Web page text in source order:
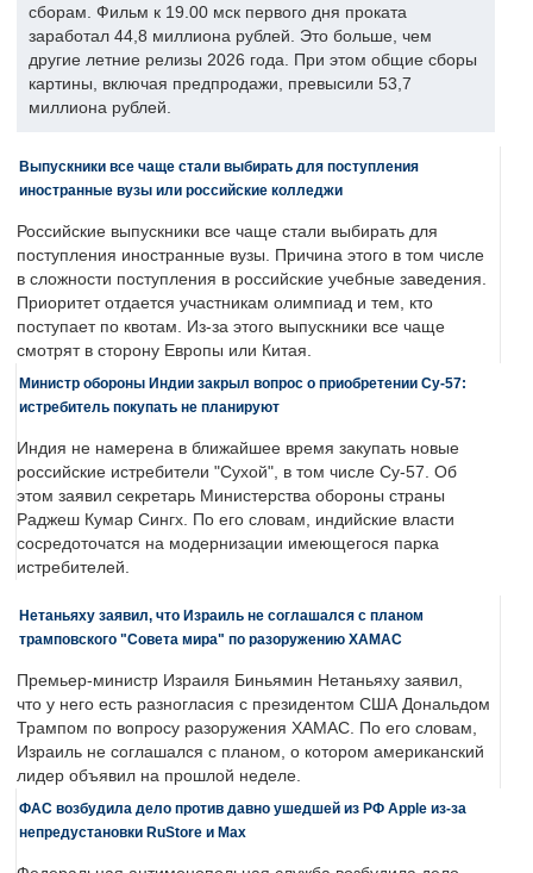
сборам. Фильм к 19.00 мск первого дня проката
заработал 44,8 миллиона рублей. Это больше, чем
другие летние релизы 2026 года. При этом общие сборы
картины, включая предпродажи, превысили 53,7
миллиона рублей.
Выпускники все чаще стали выбирать для поступления
иностранные вузы или российские колледжи
Российские выпускники все чаще стали выбирать для
поступления иностранные вузы. Причина этого в том числе
в сложности поступления в российские учебные заведения.
Приоритет отдается участникам олимпиад и тем, кто
поступает по квотам. Из-за этого выпускники все чаще
смотрят в сторону Европы или Китая.
Министр обороны Индии закрыл вопрос о приобретении Су-57:
истребитель покупать не планируют
Индия не намерена в ближайшее время закупать новые
российские истребители "Сухой", в том числе Су-57. Об
этом заявил секретарь Министерства обороны страны
Раджеш Кумар Сингх. По его словам, индийские власти
сосредоточатся на модернизации имеющегося парка
истребителей.
Нетаньяху заявил, что Израиль не соглашался с планом
трамповского "Совета мира" по разоружению ХАМАС
Премьер-министр Израиля Биньямин Нетаньяху заявил,
что у него есть разногласия с президентом США Дональдом
Трампом по вопросу разоружения ХАМАС. По его словам,
Израиль не соглашался с планом, о котором американский
лидер объявил на прошлой неделе.
ФАС возбудила дело против давно ушедшей из РФ Apple из-за
непредустановки RuStore и Max